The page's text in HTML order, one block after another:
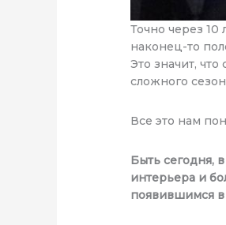
Точно через
наконец-то
Это значит,
сложного
Все это нам
Быть сегодня,
интерьера и
появившимся в